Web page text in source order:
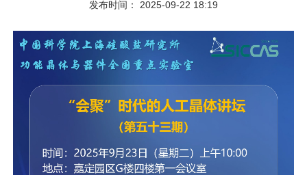
发布时间： 2025-09-22 18:19